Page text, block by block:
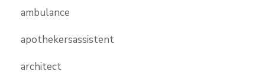
ambulance
apothekersassistent
architect